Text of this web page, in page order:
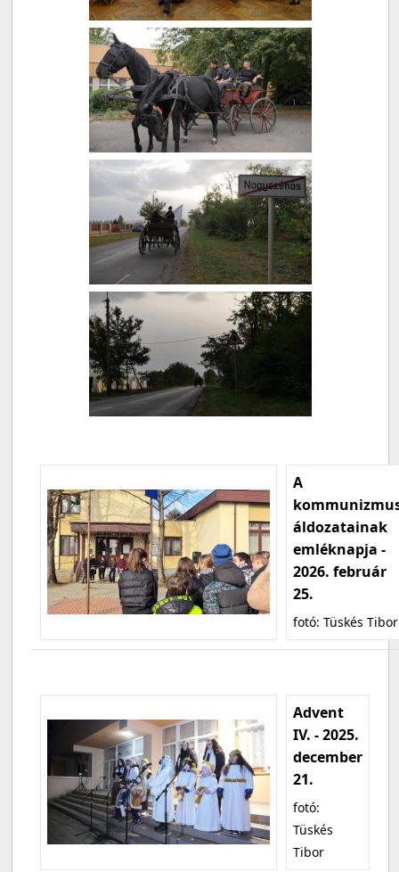
A
áldozatainak
emléknapja -
2026. február
25.
fotó: Tüskés Tibor
Advent
IV. - 2025.
december
21.
fotó:
Tüskés
Tibor